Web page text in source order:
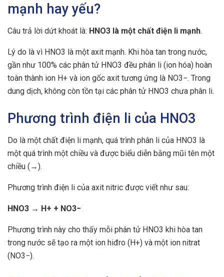
mạnh hay yếu?
Câu trả lời dứt khoát là: HNO3 là một chất điện li mạnh.
Lý do là vì HNO3 là một axit mạnh. Khi hòa tan trong nước,
gần như 100% các phân tử HNO3 đều phân li (ion hóa) hoàn
toàn thành ion H+ và ion gốc axit tương ứng là NO3−. Trong
dung dịch, không còn tồn tại các phân tử HNO3 chưa phân li.
Phương trình điện li của HNO3
Do là một chất điện li mạnh, quá trình phân li của HNO3 là
một quá trình một chiều và được biểu diễn bằng mũi tên một
chiều (→).
Phương trình điện li của axit nitric được viết như sau:
HNO3 → H+ + NO3−
Phương trình này cho thấy mỗi phân tử HNO3 khi hòa tan
trong nước sẽ tạo ra một ion hiđro (H+) và một ion nitrat
(NO3−).